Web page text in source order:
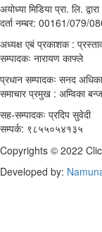
अयोध्या मिडिया प्रा. लि.
दर्ता नम्बर: 00161/079/
अध्यक्ष एबं प्रकाशक :
सम्पादकः नारायण काफ्ले
प्रधान सम्पादकः सनद
समाचार प्रमुख : अम्विका
सह-सम्पादकः प्रदिप सुवेदी
सम्पर्क: ९८५५०५४१३५
Copyrights © 2022
Developed by: